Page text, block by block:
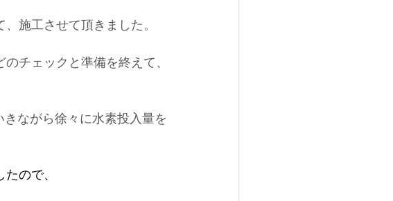
施工させて頂きました。
チェックと準備を終えて、
ながら徐々に水素投入量を
ので、